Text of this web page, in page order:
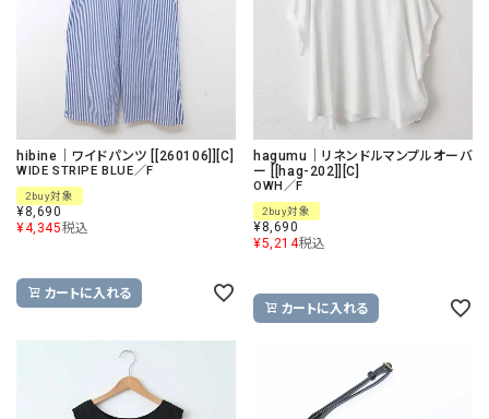
hibine｜ワイドパンツ [[260106]][C]
WIDE STRIPE BLUE／F
2buy対象
¥8,690
¥4,345税込
カートに入れる
hagumu｜リネンドルマンプルオーバ
ー [[hag-202]][C]
OWH／F
2buy対象
¥8,690
¥5,214税込
カートに入れる